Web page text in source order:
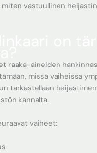
miten vastuullinen
raaka-aineiden
missä vaiheissa
tarkastellaan
kannalta.
vaiheet: